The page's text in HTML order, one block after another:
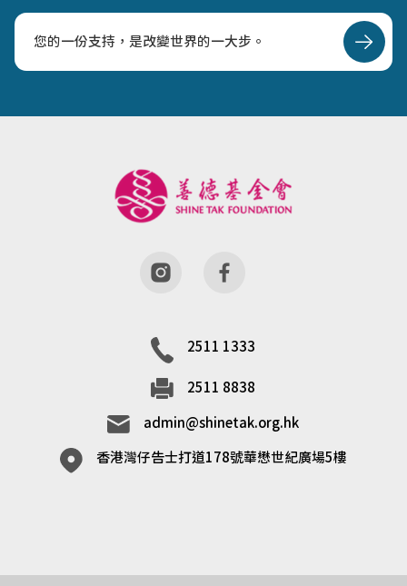
您的一份支持，是改變世界的一大步。
2511 1333
2511 8838
admin@shinetak.org.hk
香港灣仔告士打道178號華懋世紀廣場5樓